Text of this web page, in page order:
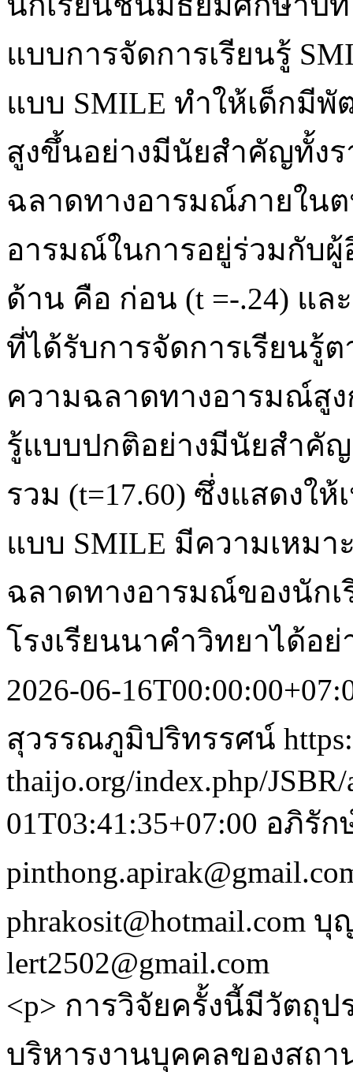
แบบการจัดการเรียนรู้
แบบ SMILE ทำให้เด็กมี
สูงขึ้นอย่างมีนัยสำคัญทั้ง
ฉลาดทางอารมณ์ภายใน
อารมณ์ในการอยู่ร่วมกับ
ด้าน คือ ก่อน (t =-.24) แล
ที่ได้รับการจัดการเรียนรู้
ความฉลาดทางอารมณ์สูง
รู้แบบปกติอย่างมีนัยสำคั
รวม (t=17.60) ซึ่งแสดงใ
แบบ SMILE มีความเหม
ฉลาดทางอารมณ์ของนัก
โรงเรียนนาคำวิทยาได้อย่
2026-06-
สุวรรณภูมิปริทรรศน์
thaijo.org/index.php/
01T03:41:35+07:00 อภิรัก
phrakosit@hotmail.com บุ
lert2502@gmail.com
<p> การวิจัยครั้งนี้มีวัตถุ
บริหารงานบุคคลของสถ